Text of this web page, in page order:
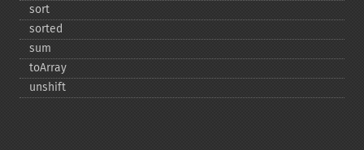
sort
sorted
sum
toArray
unshift